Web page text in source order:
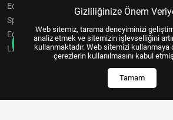
Eclipse
Grandis
Space Star
Eclipse Cross
L200
Pajero
Gizliliğinize Önem
Web sitemiz, tarama deneyiminizi
analiz etmek ve sitemizin işlevselliğini
kullanmaktadır. Web sitemizi kullanmaya
çerezlerin kullanılmasını kabul
Tamam